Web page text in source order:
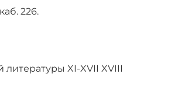
226.
XI-XVII XVIII